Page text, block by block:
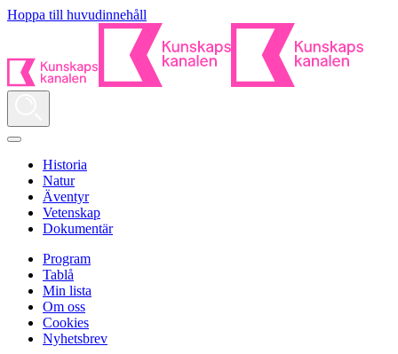
Hoppa till huvudinnehåll
Historia
Natur
Äventyr
Vetenskap
Dokumentär
Program
Tablå
Min lista
Om oss
Cookies
Nyhetsbrev